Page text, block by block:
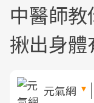
中醫師教
揪出身
元氣網